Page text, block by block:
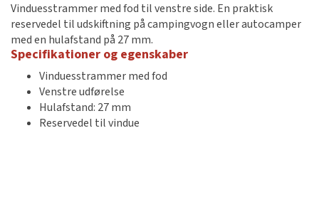
Vinduesstrammer med fod til venstre side. En praktisk
reservedel til udskiftning på campingvogn eller autocamper
med en hulafstand på 27 mm.
Specifikationer og egenskaber
Vinduesstrammer med fod
Venstre udførelse
Hulafstand: 27 mm
Reservedel til vindue